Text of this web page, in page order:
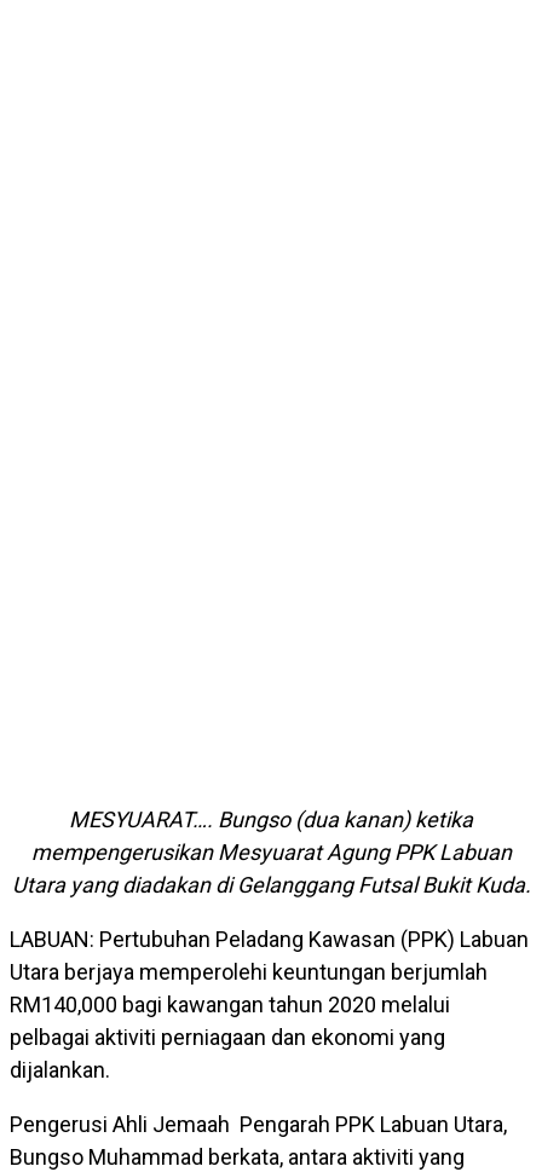
MESYUARAT…. Bungso (dua kanan) ketika
mempengerusikan Mesyuarat Agung PPK Labuan
Utara yang diadakan di Gelanggang Futsal Bukit Kuda.
LABUAN: Pertubuhan Peladang Kawasan (PPK) Labuan
Utara berjaya memperolehi keuntungan berjumlah
RM140,000 bagi kawangan tahun 2020 melalui
pelbagai aktiviti perniagaan dan ekonomi yang
dijalankan.
Pengerusi Ahli Jemaah Pengarah PPK Labuan Utara,
Bungso Muhammad berkata, antara aktiviti yang